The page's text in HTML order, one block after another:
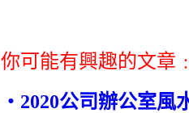
你可能有興趣的文章﹕
‧2020公司辦公室風